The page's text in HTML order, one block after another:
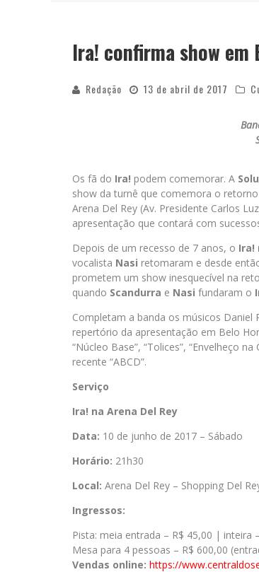
YAN TRAZ A TURNÊ
Ira! confirma show em
Redação 13 de abril de 2017
Os fã do Ira! podem comemorar. A
show da turnê que comemora o
Arena Del Rey (Av. Presidente Carlos
apresentação que contará com
Depois de um recesso de 7 anos, o Ira!
vocalista Nasi retomaram e desde
prometem um show inesquecível na
quando Scandurra e Nasi fundaram o
Completam a banda os músicos Daniel
repertório da apresentação em Belo
“Núcleo Base”, “Tolices”, “Envelheço
recente “ABCD”.
Serviço
Ira! na Arena Del Rey
Data: 10 de junho de 2017 – Sábado
Horário: 21h30
Local: Arena Del Rey – Shopping Del
Ingressos:
Pista: meia entrada – R$ 45,00 | inteira
Mesa para 4 pessoas – R$ 600,00
Vendas online: https://